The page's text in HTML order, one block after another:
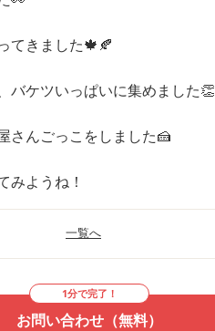
てきました🍁🍂
バケツいっぱいに集めました👏
さんごっこをしました🍰
みようね！
一覧へ
1分で完了！
お問い合わせ（無料）